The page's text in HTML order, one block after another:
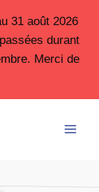
31 août 2026
durant
Merci de